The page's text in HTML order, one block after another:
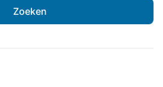
Zoeken